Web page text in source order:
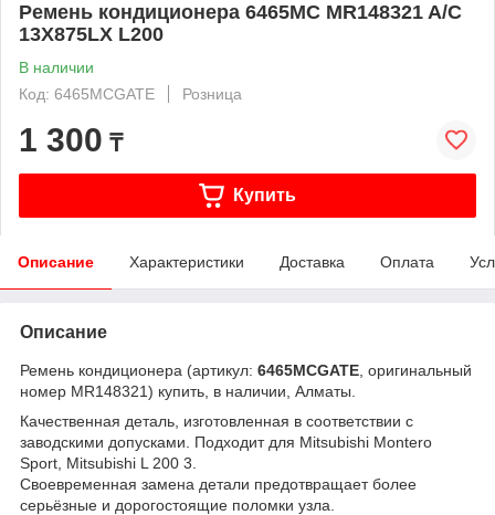
Ремень кондиционера 6465MC MR148321 A/C
13X875LX L200
В наличии
Код: 6465MCGATE
Розница
1 300 ₸
Купить
Описание Характеристики Доставка Оплата
Описание
Ремень кондиционера (артикул: 6465MCGATE , оригинальный
номер MR148321) купить, в наличии, Алматы.
Качественная деталь, изготовленная в соответствии с
заводскими допусками. Подходит для Mitsubishi Montero
Sport, Mitsubishi L 200 3.
Своевременная замена детали предотвращает более
серьёзные и дорогостоящие поломки узла.